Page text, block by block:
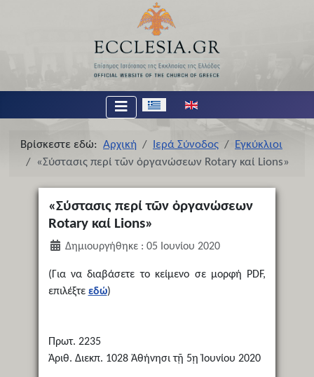
Επιλέξτε τη γλώσσα σας
Βρίσκεστε εδώ: Αρχική Ιερά Σύνοδος
Εγκύκλιοι
«Σύστασις περί τῶν ὀργανώσεων Rotary καί Lions»
«Σύστασις περί τῶν ὀργανώσεων
Rotary καί Lions»
Δημιουργήθηκε : 05 Ιουνίου 2020
(Για να διαβάσετε το κείμενο σε μορφή PDF,
επιλέξτε εδώ)
Πρωτ. 2235
Ἀριθ. Διεκπ. 1028 Ἀθήνησι τῇ 5ῃ Ἰουνίου 2020